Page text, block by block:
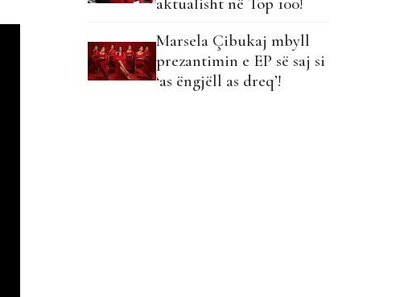
Marsela Çibukaj mbyll
prezantimin e EP së saj si
‘as ëngjëll as dreq’!